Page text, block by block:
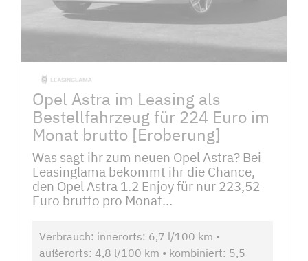
Opel Astra im Leasing als
Bestellfahrzeug für 224 Euro im
Monat brutto [Eroberung]
Was sagt ihr zum neuen Opel Astra? Bei
Leasinglama bekommt ihr die Chance,
den Opel Astra 1.2 Enjoy für nur 223,52
Euro brutto pro Monat...
Verbrauch: innerorts: 6,7 l/100 km •
außerorts: 4,8 l/100 km • kombiniert: 5,5